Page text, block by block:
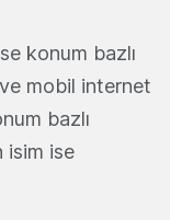
konum bazlı
mobil internet
bazlı
isim ise